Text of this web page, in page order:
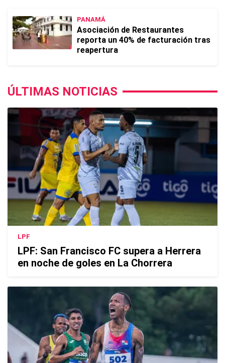
PANAMÁ
Asociación de Restaurantes
reporta un 40% de facturación tras
reapertura
ÚLTIMAS NOTICIAS
LPF
LPF: San Francisco FC supera a Herrera
en noche de goles en La Chorrera